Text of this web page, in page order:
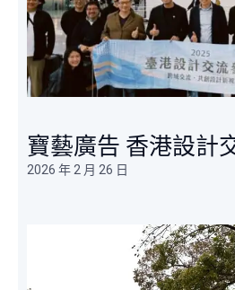
寶藝廣告 香港設計
2026 年 2 月 26 日